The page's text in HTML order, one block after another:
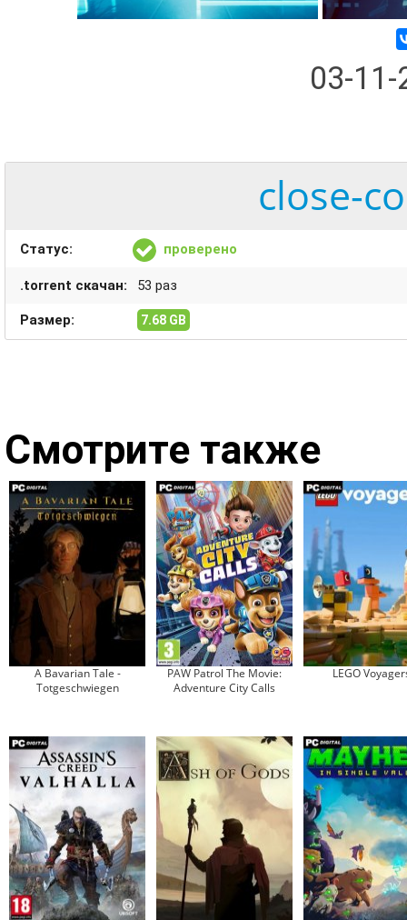
03-
close-
Статус: проверено
.torrent скачан: 53 раз
Размер: 7.68 GB
Смотрите также
A Bavarian Tale -
Totgeschwiegen
PAW Patrol The Movie:
Adventure City Calls
LEGO